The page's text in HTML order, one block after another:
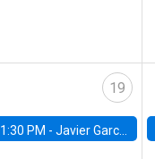
19
1:30 PM - Javier Garcia Cicco, Universidad de San Andres